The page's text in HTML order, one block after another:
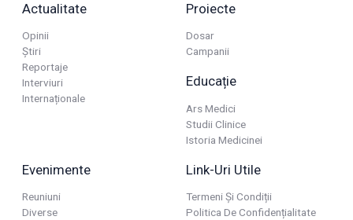
Actualitate
Opinii
Știri
Reportaje
Interviuri
Internaționale
Proiecte
Dosar
Campanii
Educație
Ars Medici
Studii Clinice
Istoria Medicinei
Evenimente
Reuniuni
Diverse
Link-Uri Utile
Termeni Și Condiții
Politica De Confidențialitate